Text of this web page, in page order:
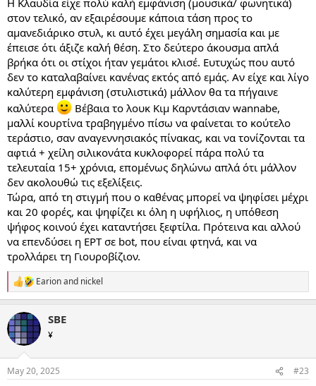
στον τελικό, αν εξαιρέσουμε κάποια τάση προς το
αμανεδιάρικο στυλ, κι αυτό έχει μεγάλη σημασία και με
έπεισε ότι άξιζε καλή θέση. Στο δεύτερο άκουσμα απλά
βρήκα ότι οι στίχοι ήταν γεμάτοι κλισέ. Ευτυχώς που αυτό
δεν το καταλαβαίνει κανένας εκτός από εμάς. Αν είχε και λίγο
καλύτερη εμφάνιση (στυλιστικά) μάλλον θα τα πήγαινε
καλύτερα
Βέβαια το λουκ Κιμ Καρντάσιαν wannabe,
μαλλί κουρτίνα τραβηγμένο πίσω να φαίνεται το κούτελο
τεράστιο, σαν αναγεννησιακός πίνακας, και να τονίζονται τα
αφτιά + χείλη σιλικονάτα κυκλοφορεί πάρα πολύ τα
τελευταία 15+ χρόνια, επομένως δηλώνω απλά ότι μάλλον
δεν ακολουθώ τις εξελίξεις.
Τώρα, από τη στιγμή που ο καθένας μπορεί να ψηφίσει μέχρι
και 20 φορές, και ψηφίζει κι όλη η υφήλιος, η υπόθεση
ψήφος κοινού έχει καταντήσει ξεφτίλα. Πρότεινα και αλλού
να επενδύσει η ΕΡΤ σε bot, που είναι φτηνά, και να
τρολλάρει τη Γιουροβίζιον.
R
e
c
t
i
s
Earionand nickel
SBE
¥
May 20, 2025 #23